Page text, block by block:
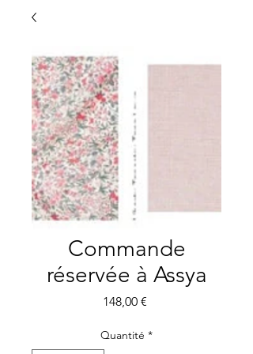
Commande
réservée à Assya
148,00 €Prix
Quantité *